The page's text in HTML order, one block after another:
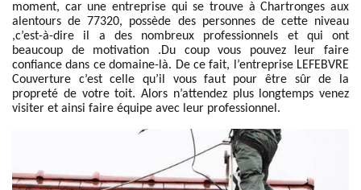
moment, car une entreprise qui se trouve à Chartronges aux
alentours de 77320, possède des personnes de cette niveau
,c’est-à-dire il a des nombreux professionnels et qui ont
beaucoup de motivation .Du coup vous pouvez leur faire
confiance dans ce domaine-là. De ce fait, l’entreprise LEFEBVRE
Couverture c’est celle qu’il vous faut pour être sûr de la
propreté de votre toit. Alors n’attendez plus longtemps venez
visiter et ainsi faire équipe avec leur professionnel.